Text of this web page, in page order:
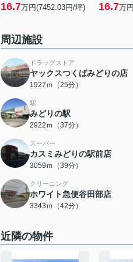
16.7万円(7452.03円/坪) 16.7万
周辺施設
ドラッグストア
ヤックスつくばみどりの店
1927ｍ（25分）
駅
みどりの駅
2922ｍ（37分）
スーパー
カスミみどりの駅前店
3059ｍ（39分）
クリーニング
ホワイト急便谷田部店
3343ｍ（42分）
近隣の物件